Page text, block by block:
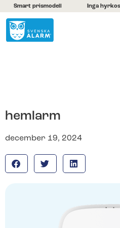
Smart prismodell Inga
hemlarm
december 19, 2024